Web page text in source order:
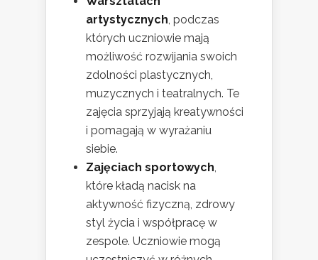
artystycznych, podczas
których uczniowie mają
możliwość rozwijania swoich
zdolności plastycznych,
muzycznych i teatralnych. Te
zajęcia sprzyjają kreatywności
i pomagają w wyrażaniu
siebie.
Zajęciach sportowych,
które kładą nacisk na
aktywność fizyczną, zdrowy
styl życia i współpracę w
zespole. Uczniowie mogą